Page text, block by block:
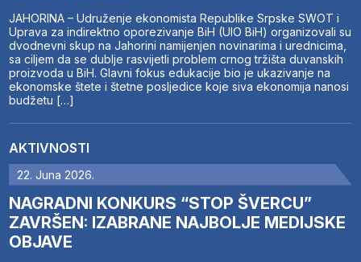
JAHORINA – Udruženje ekonomista Republike Srpske SWOT i
Uprava za indirektno oporezivanje BiH (UIO BiH) organizovali su
dvodnevni skup na Jahorini namijenjen novinarima i urednicima,
sa ciljem da se dublje rasvijetli problem crnog tržišta duvanskih
proizvoda u BiH. Glavni fokus edukacije bio je ukazivanje na
ekonomske štete i štetne posljedice koje siva ekonomija nanosi
budžetu […]
AKTIVNOSTI
22. Juna 2026.
NAGRADNI KONKURS “STOP ŠVERCU”
ZAVRŠEN: IZABRANE NAJBOLJE MEDIJSKE
OBJAVE